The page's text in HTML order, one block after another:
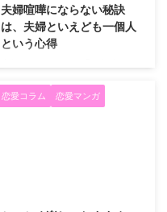
夫婦喧嘩にならない秘訣
は、夫婦といえども一個人
という心得
が、私たちの尊重している気持ち
です。 「妻（女）だから〇〇し
合、家事全般を妻がして当然とい
恋愛コラム 恋愛マンガ